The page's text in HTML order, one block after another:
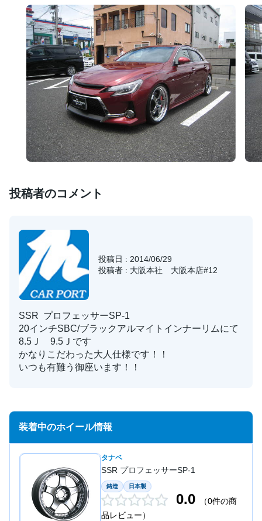
投稿者のコメント
投稿日 : 2014/06/29
投稿者 : 大阪本社 大阪本店#12
SSR プロフェッサーSP-1
20インチSBC/ブラックアルマイトインナーリムにて
8.5Ｊ 9.5Ｊです
かなりこだわった大人仕様です！！
いつも有難う御座います！！
装着中のホイール情報
タナベ
SSR プロフェッサーSP-1
鋳造 日本製
0.0
（0件の商
品レビュー）